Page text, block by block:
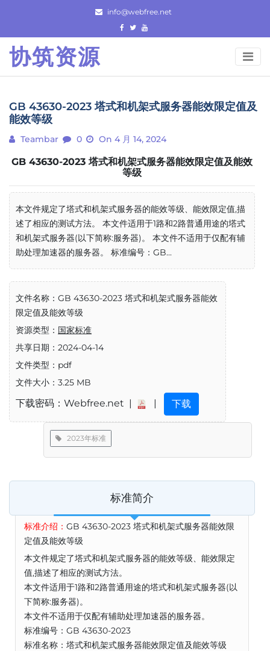
content
info@webfree.net
协筑资源
GB 43630-2023 塔式和机架式服务器能效限定值及
能效等级
Teambar 0 On 4 月 14, 2024
GB 43630-2023 塔式和机架式服务器能效限定值及能效
等级
本文件规定了塔式和机架式服务器的能效等级、能效限定值,描
述了相应的测试方法。 本文件适用于1路和2路普通用途的塔式
和机架式服务器(以下简称:服务器)。 本文件不适用于仅配有辅
助处理加速器的服务器。 标准编号：GB...
文件名称：GB 43630-2023 塔式和机架式服务器能效
限定值及能效等级
资源类型： 国家标准
共享日期：2024-04-14
文件类型：pdf
文件大小：3.25 MB
下载密码：Webfree.net | | 下载
2023年标准
标准简介
标准介绍： GB 43630-2023 塔式和机架式服务器能效限
定值及能效等级
本文件规定了塔式和机架式服务器的能效等级、能效限定
值,描述了相应的测试方法。
本文件适用于1路和2路普通用途的塔式和机架式服务器(以
下简称:服务器)。
本文件不适用于仅配有辅助处理加速器的服务器。
标准编号：GB 43630-2023
标准名称：塔式和机架式服务器能效限定值及能效等级